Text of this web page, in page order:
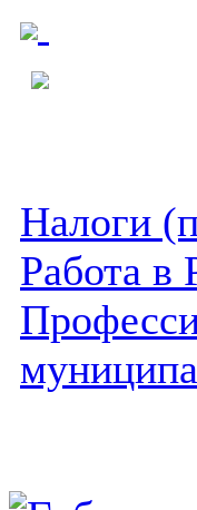
Налоги
Работа в